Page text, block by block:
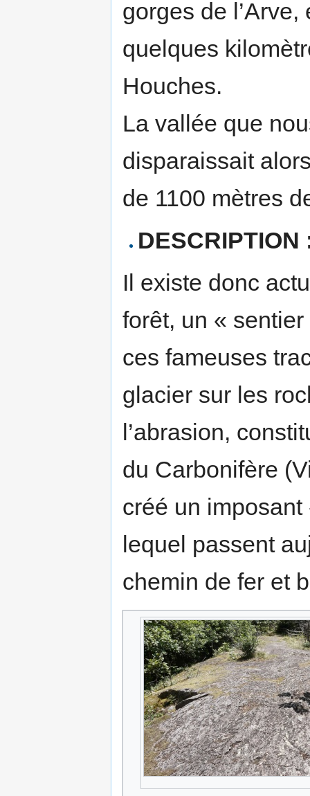
gorges de
quelques
Houches.
La vallée que
disparaissait
de 1100 mètres
DESCRIPTION
Il existe donc
forêt, un «
ces fameuses
glacier sur les
l’abrasion,
du Carbonifère
créé un
lequel passent
chemin de fer et